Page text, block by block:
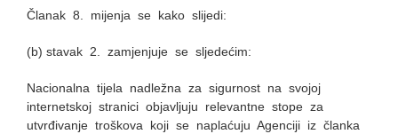
Članak 8. mijenja se kako slijedi:
(b) stavak 2. zamjenjuje se sljedećim:
Nacionalna tijela nadležna za sigurnost na svojoj
internetskoj stranici objavljuju relevantne stope za
utvrđivanje troškova koji se naplaćuju Agenciji iz članka